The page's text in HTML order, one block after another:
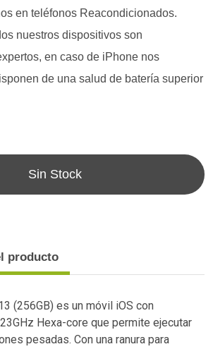
en teléfonos Reacondicionados.
nuestros dispositivos son
en caso de iPhone nos
de una salud de batería superior
Sin Stock
producto
(256GB) es un móvil iOS con
Hexa-core que permite ejecutar
pesadas. Con una ranura para